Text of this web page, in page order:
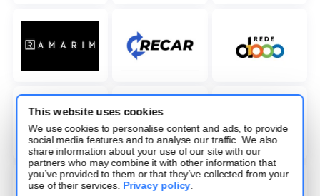
This website uses cookies
We use cookies to personalise content and ads, to provide
social media features and to analyse our traffic. We also
share information about your use of our site with our
partners who may combine it with other information that
you’ve provided to them or that they’ve collected from your
use of their services. Privacy policy.